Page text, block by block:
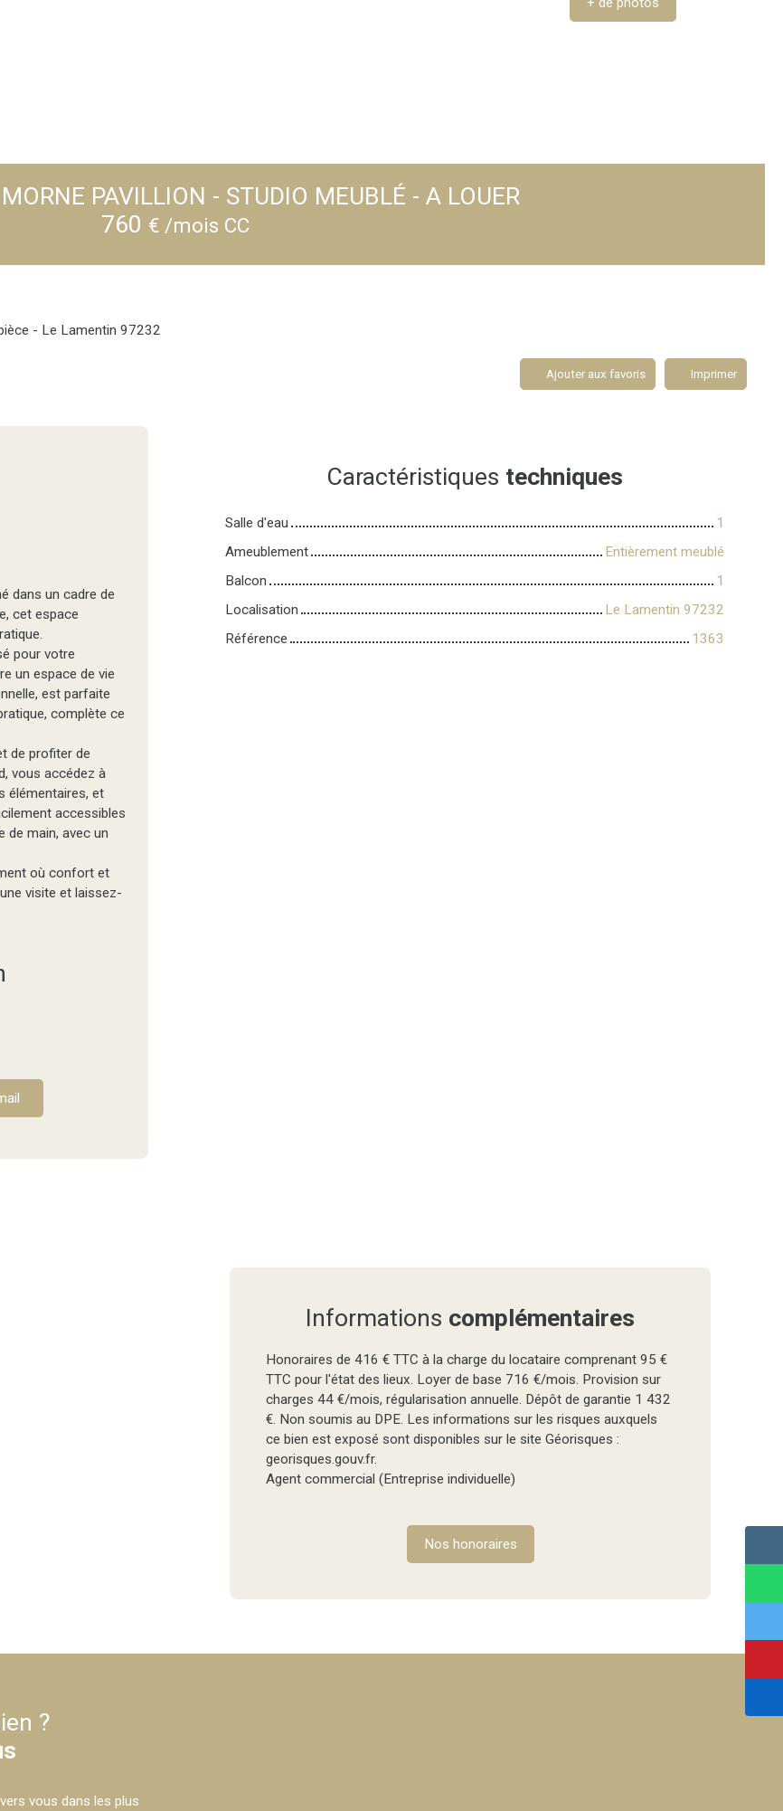
PAVILLION - STUDIO MEUBLÉ - A LOUER
760 € /mois CC
- Le Lamentin 97232
Ajouter aux favoris Imprimer
dans un cadre de
cet espace
pour votre
un espace de vie
est parfaite
complète ce
de profiter de
vous accédez à
élémentaires, et
accessibles
de main, avec un
où confort et
visite et laissez-
Caractéristiques techniques
Salle d'eau
1
Ameublement
Entièrement meublé
Balcon
1
Localisation
Le Lamentin 97232
Référence
1363
Informations complémentaires
Honoraires de 416 € TTC à la charge du locataire comprenant 95 €
TTC pour l'état des lieux. Loyer de base 716 €/mois. Provision sur
charges 44 €/mois, régularisation annuelle. Dépôt de garantie 1 432
€. Non soumis au DPE. Les informations sur les risques auxquels
ce bien est exposé sont disponibles sur le site Géorisques :
georisques.gouv.fr.
Agent commercial (Entreprise individuelle)
Nos honoraires
?
vous dans les plus